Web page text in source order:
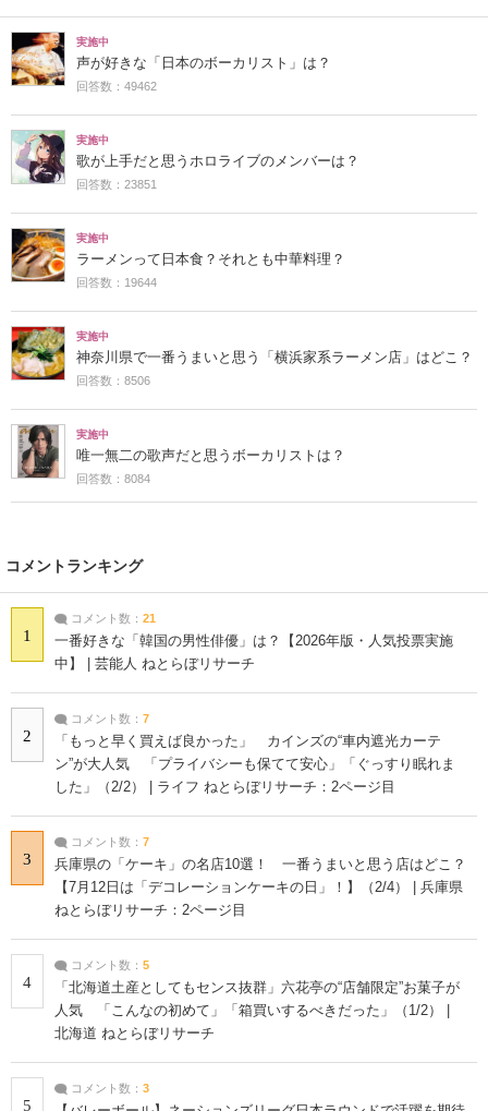
実施中
声が好きな「日本のボーカリスト」は？
回答数：49462
実施中
歌が上手だと思うホロライブのメンバーは？
回答数：23851
実施中
ラーメンって日本食？それとも中華料理？
回答数：19644
実施中
神奈川県で一番うまいと思う「横浜家系ラーメン店」はどこ？
回答数：8506
実施中
唯一無二の歌声だと思うボーカリストは？
回答数：8084
コメントランキング
1
コメント数： 21
一番好きな「韓国の男性俳優」は？【2026年版・人気投票実施
中】 | 芸能人 ねとらぼリサーチ
2
コメント数： 7
「もっと早く買えば良かった」 カインズの“車内遮光カーテ
ン”が大人気 「プライバシーも保てて安心」「ぐっすり眠れま
した」（2/2） | ライフ ねとらぼリサーチ：2ページ目
3
コメント数： 7
兵庫県の「ケーキ」の名店10選！ 一番うまいと思う店はどこ？
【7月12日は「デコレーションケーキの日」！】（2/4） | 兵庫県
ねとらぼリサーチ：2ページ目
4
コメント数： 5
「北海道土産としてもセンス抜群」六花亭の“店舗限定”お菓子が
人気 「こんなの初めて」「箱買いするべきだった」（1/2） |
北海道 ねとらぼリサーチ
5
コメント数： 3